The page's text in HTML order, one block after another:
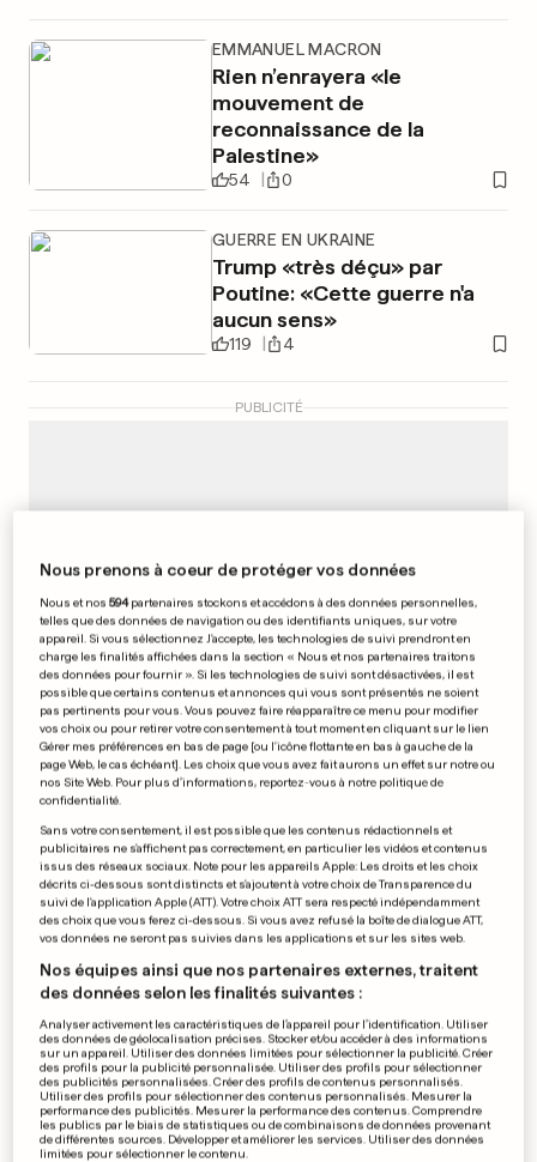
EMMANUEL MACRON
Rien n’enrayera «le
mouvement de
reconnaissance de la
Palestine»
54 0
GUERRE EN UKRAINE
Trump «très déçu» par
Poutine: «Cette guerre n'a
aucun sens»
119 4
PUBLICITÉ
LUXEMBOURG
MSF compte des donateurs
dans presque toutes les
communes
2 30 3
HARRY ET CHARLES III
«William pense qu'une
rencontre est une très, très
mauvaise idée»
2 34 0
CLIMAT
Nous prenons à coeur de protéger vos données
Nous et nos594partenaires stockons et accédons à des données personnelles,
telles que des données de navigation ou des identifiants uniques, sur votre
appareil. Si vous sélectionnez J'accepte, les technologies de suivi prendront en
charge les finalités affichées dans la section « Nous et nos partenaires traitons
des données pour fournir ». Si les technologies de suivi sont désactivées, il est
possible que certains contenus et annonces qui vous sont présentés ne soient
pas pertinents pour vous. Vous pouvez faire réapparaître ce menu pour modifier
vos choix ou pour retirer votre consentement à tout moment en cliquant sur le lien
Gérer mes préférences en bas de page [ou l'icône flottante en bas à gauche de la
page Web, le cas échéant]. Les choix que vous avez fait aurons un effet sur notre ou
nos Site Web. Pour plus d’informations, reportez-vous à notre politique de
confidentialité.
Sans votre consentement, il est possible que les contenus rédactionnels et
publicitaires ne s'affichent pas correctement, en particulier les vidéos et contenus
issus des réseaux sociaux. Note pour les appareils Apple: Les droits et les choix
décrits ci-dessous sont distincts et s'ajoutent à votre choix de Transparence du
suivi de l'application Apple (ATT). Votre choix ATT sera respecté indépendamment
des choix que vous ferez ci-dessous. Si vous avez refusé la boîte de dialogue ATT,
vos données ne seront pas suivies dans les applications et sur les sites web.
Nos équipes ainsi que nos partenaires externes, traitent
des données selon les finalités suivantes :
Analyser activement les caractéristiques de l’appareil pour l’identification. Utiliser
des données de géolocalisation précises. Stocker et/ou accéder à des informations
sur un appareil. Utiliser des données limitées pour sélectionner la publicité. Créer
des profils pour la publicité personnalisée. Utiliser des profils pour sélectionner
des publicités personnalisées. Créer des profils de contenus personnalisés.
Utiliser des profils pour sélectionner des contenus personnalisés. Mesurer la
performance des publicités. Mesurer la performance des contenus. Comprendre
les publics par le biais de statistiques ou de combinaisons de données provenant
de différentes sources. Développer et améliorer les services. Utiliser des données
limitées pour sélectionner le contenu.